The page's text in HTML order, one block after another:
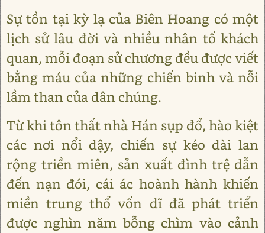
Sự tồn tại kỳ lạ của Biên Hoang có một
lịch sử lâu đời và nhiều nhân tố khách
quan, mỗi đoạn sử chương đều được viết
bằng máu của những chiến binh và nỗi
lầm than của dân chúng.
Từ khi tôn thất nhà Hán sụp đổ, hào kiệt
các nơi nổi dậy, chiến sự kéo dài lan
rộng triền miên, sản xuất đình trệ dẫn
đến nạn đói, cái ác hoành hành khiến
miền trung thổ vốn dĩ đã phát triển
được nghìn năm bỗng chìm vào cảnh